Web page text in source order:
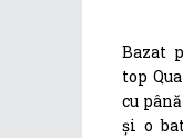
Bazat
top
cu
și o